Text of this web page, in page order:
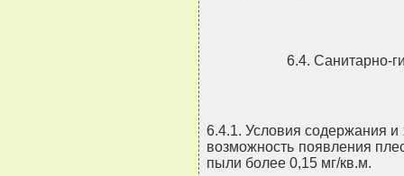
6.4. Санитарно-
6.4.1. Условия содержания
возможность появления
пыли более 0,15 мг/кв.м.